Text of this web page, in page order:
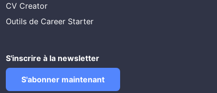
CV Creator
Outils de Career Starter
S'inscrire à la newsletter
S'abonner maintenant